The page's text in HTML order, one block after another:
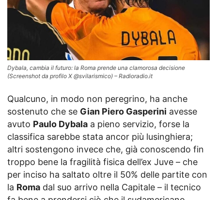
Dybala, cambia il futuro: la Roma prende una clamorosa decisione
(Screenshot da profilo X @svilarismico) – Radioradio.it
Qualcuno, in modo non peregrino, ha anche
sostenuto che se Gian Piero Gasperini avesse
avuto Paulo Dybala a pieno servizio, forse la
classifica sarebbe stata ancor più lusinghiera;
altri sostengono invece che, già conoscendo fin
troppo bene la fragilità fisica dell’ex Juve – che
per inciso ha saltato oltre il 50% delle partite con
la Roma dal suo arrivo nella Capitale – il tecnico